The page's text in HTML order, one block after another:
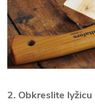
2. Obkreslite lyžicu